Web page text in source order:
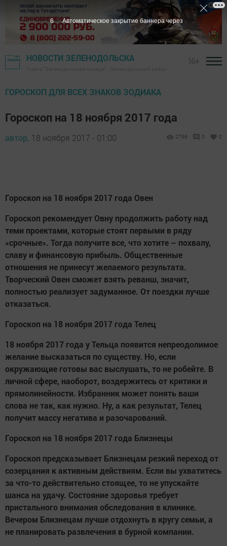
НОВОСТИ ЗЕЛЕНОДОЛЬСКА
ГОРОСКОП ДЛЯ ВСЕХ ЗНАКОВ ЗОДИАКА
Гороскоп на 18 ноября 2017 года
автор, 18 ноября 2017 - 01:00 2769 0 0
Гороскоп на 18 ноября 2017 года Овен
Гороскоп рекомендует Овну продолжить работу над
теми проектами, которые стоят первыми в ряду
«срочные». Тогда получите все, что хотите – похвалу,
славу и финансовую прибыль. Общественные
отношения не принесут желаемого результата.
Творческий Овен сможет взять реванш, значит,
полностью реализует задуманное. От поездки лучше
отказаться.
Гороскоп на 18 ноября 2017 года Телец
18 ноября 2017 года у Тельца появится непреодолимое
желание высказаться по существу. Но, если
окружающие готовы вас выслушать, то не робейте. В
личной сфере, наоборот, воздержитесь от критики и
прямолинейности. Избранник может понять ваши
слова не так, как нужно. Ну, а как результат, Телец
получит массу негатива и разочарований.
Гороскоп на 18 ноября 2017 года Близнецы
Гороскоп предсказывает Близнецам резкий переход от
созерцания к активным действиям. Если вы ухватитесь
за что-то действительно стоящее, то не упускайте
шанса на удачу. Состояние здоровья требует
пристального внимания обследования в клинике.
Вечером Близнецам лучше отдохнуть в кругу семьи, а
не планировать развлечения в бурной компании.
4 Автоматическое закрытие баннера через